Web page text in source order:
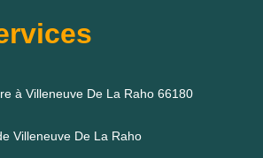
à Villeneuve De La Raho 66180
Villeneuve De La Raho